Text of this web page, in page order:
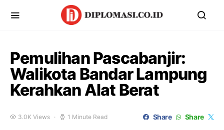
Pemulihan Pascabanjir:
Walikota Bandar Lampung
Kerahkan Alat Berat
3.0K Views 1 Minute Read Share Share